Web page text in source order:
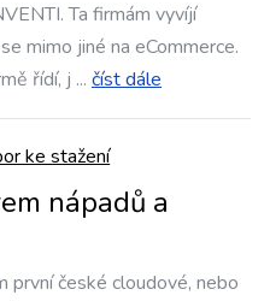
Ta firmám vyvíjí
mimo jiné na eCommerce.
řídí, j ... číst dále
ke stažení
nápadů a
první české cloudové, nebo